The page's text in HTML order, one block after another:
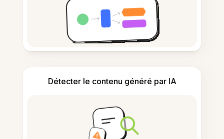
Détecter le contenu généré par IA